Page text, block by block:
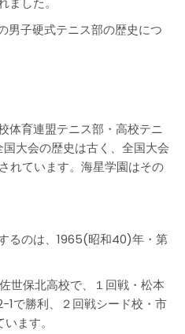
男子硬式テニス部の歴史につ
体育連盟テニス部・高校テニ
大会の歴史は古く、全国大会
れています。海星学園はその
るのは、1965(昭和40)年・第
世保北高校で、１回戦・松本
で勝利、２回戦シード校・市
ます。